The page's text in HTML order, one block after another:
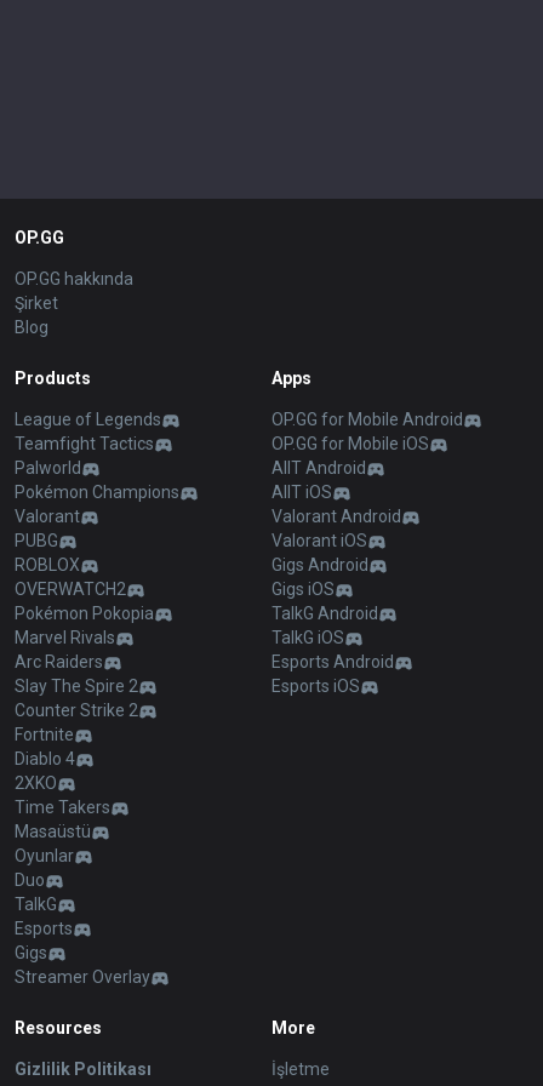
OP.GG
OP.GG hakkında
Şirket
Blog
Products
League of Legends
Teamfight Tactics
Palworld
Pokémon Champions
Valorant
PUBG
ROBLOX
OVERWATCH2
Pokémon Pokopia
Marvel Rivals
Arc Raiders
Slay The Spire 2
Counter Strike 2
Fortnite
Diablo 4
2XKO
Time Takers
Masaüstü
Oyunlar
Duo
TalkG
Esports
Gigs
Streamer Overlay
Apps
OP.GG for Mobile Android
OP.GG for Mobile iOS
AllT Android
AllT iOS
Valorant Android
Valorant iOS
Gigs Android
Gigs iOS
TalkG Android
TalkG iOS
Esports Android
Esports iOS
Resources
Gizlilik Politikası
More
İşletme